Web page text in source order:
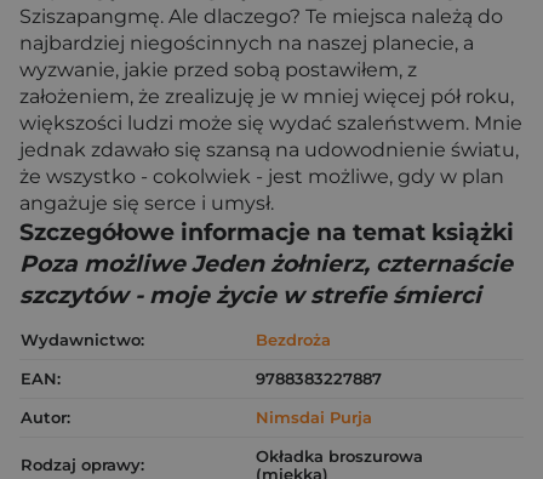
Sziszapangmę. Ale dlaczego? Te miejsca należą do
najbardziej niegościnnych na naszej planecie, a
wyzwanie, jakie przed sobą postawiłem, z
założeniem, że zrealizuję je w mniej więcej pół roku,
większości ludzi może się wydać szaleństwem. Mnie
jednak zdawało się szansą na udowodnienie światu,
że wszystko - cokolwiek - jest możliwe, gdy w plan
angażuje się serce i umysł.
Szczegółowe informacje na temat książki
Poza możliwe Jeden żołnierz, czternaście
szczytów - moje życie w strefie śmierci
Wydawnictwo:
Bezdroża
EAN:
9788383227887
Autor:
Nimsdai Purja
Rodzaj oprawy:
Okładka broszurowa
(miękka)